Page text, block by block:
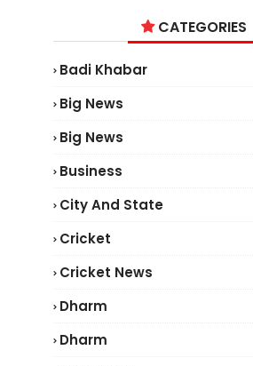
CATEGORIES
Badi Khabar
Big News
Big News
Business
City And State
Cricket
Cricket News
Dharm
Dharm